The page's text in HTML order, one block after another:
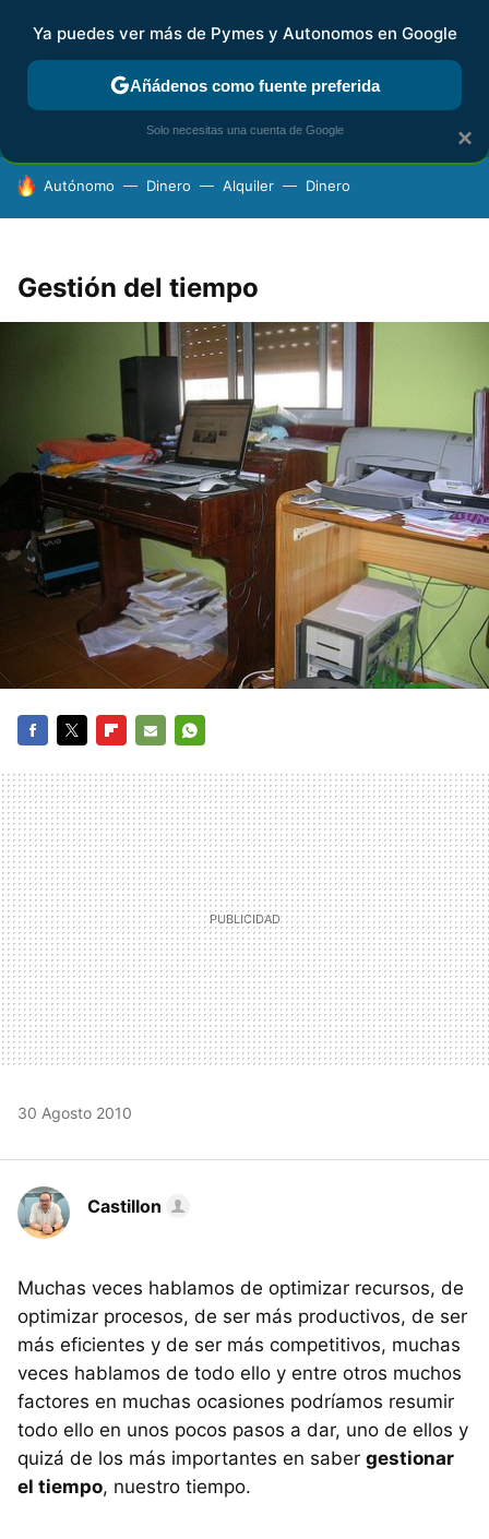
FISCALIDAD Y CONTABILIDAD KIT DIGITAL RENTA
HOY SE HABLA DE
Autónomo Dinero Alquiler Dinero
Gestión del tiempo
MAIL
30 Agosto 2010
Castillon
Muchas veces hablamos de optimizar recursos, de
optimizar procesos, de ser más productivos, de ser
más eficientes y de ser más competitivos, muchas
veces hablamos de todo ello y entre otros muchos
factores en muchas ocasiones podríamos resumir
todo ello en unos pocos pasos a dar, uno de ellos y
quizá de los más importantes en saber gestionar
el tiempo, nuestro tiempo.
×
Ya puedes ver más de Pymes y Autonomos en Google
Añádenos como fuente preferida
Solo necesitas una cuenta de Google